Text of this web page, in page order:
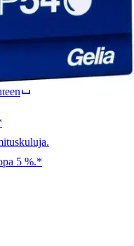
on puutteita tai niitä
5 %.*